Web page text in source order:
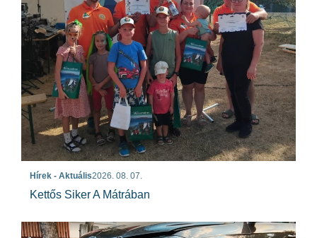
Hírek - Aktuális2026. 08. 07.
Kettős Siker A Mátrában